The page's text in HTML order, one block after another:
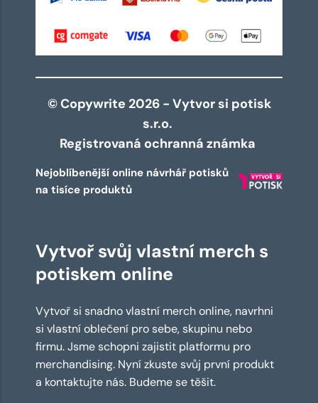
© Copywrite 2026 - Vytvor si potisk
s.r.o.
Registrovaná ochranná známka
Nejoblíbenější online návrhář potisků
na tisíce produktů
Vytvoř svůj vlastní merch s
potiskem online
Vytvoř si snadno vlastní merch online, navrhni
si vlastní oblečení pro sebe, skupinu nebo
firmu. Jsme schopni zajistit platformu pro
merchandising. Nyní zkuste svůj první produkt
a kontaktujte nás. Budeme se těšit.